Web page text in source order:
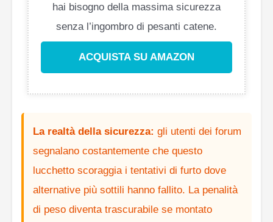
hai bisogno della massima sicurezza
senza l’ingombro di pesanti catene.
ACQUISTA SU AMAZON
La realtà della sicurezza: gli utenti dei forum
segnalano costantemente che questo
lucchetto scoraggia i tentativi di furto dove
alternative più sottili hanno fallito. La penalità
di peso diventa trascurabile se montato